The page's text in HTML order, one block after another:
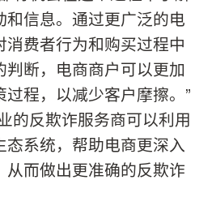
信息。通过更广泛的电
费者行为和购买过程中
断，电商商户可以更加
程，以减少客户摩擦。”
的反欺诈服务商可以利用
系统，帮助电商更深入
而做出更准确的反欺诈